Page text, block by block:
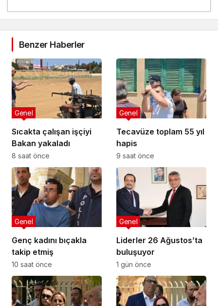
Benzer Haberler
Sıcakta çalışan işçiyi
Bakan yakaladı
Genel
8 saat önce
Tecavüze toplam 55 yıl
hapis
Genel
9 saat önce
Genç kadını bıçakla
takip etmiş
Genel
10 saat önce
Liderler 26 Ağustos’ta
buluşuyor
Genel
1 gün önce